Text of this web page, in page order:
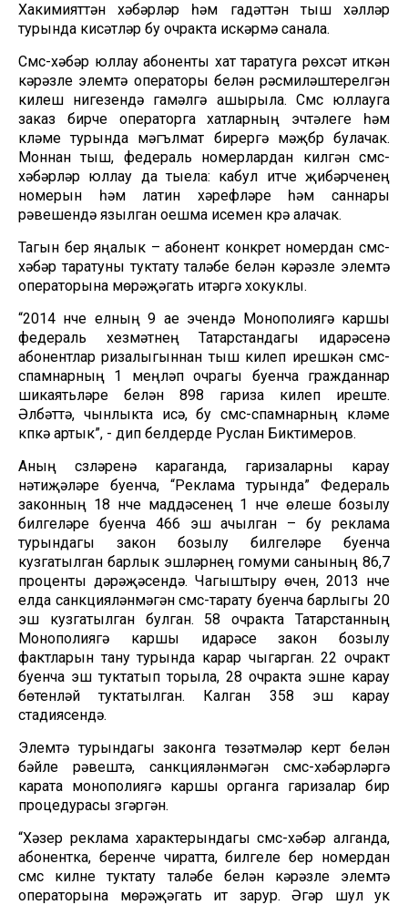
Хакимияттән хәбәрләр һәм гадәттән тыш хәлләр
турында кисәтүләр бу очракта искәрмә санала.
Смс-хәбәр юллау абоненты хат таратуга рөхсәт иткән
кәрәзле элемтә операторы белән рәсмиләштерелгән
килешү нигезендә гамәлгә ашырыла. Смс юллауга
заказ бирүче операторга хатларның эчтәлеге һәм
күләме турында мәгълүмат бирергә мәҗбүр булачак.
Моннан тыш, федераль номерлардан килгән смс-
хәбәрләр юллау да тыела: кабул итүче җибәрүченең
номерын һәм латин хәрефләре һәм саннары
рәвешендә язылган оешма исемен күрә алачак.
Тагын бер яңалык – абонент конкрет номердан смс-
хәбәр таратуны туктату таләбе белән кәрәзле элемтә
операторына мөрәҗәгать итәргә хокуклы.
“2014 нче елның 9 ае эчендә Монополиягә каршы
федераль хезмәтнең Татарстандагы идарәсенә
абонентлар ризалыгыннан тыш килеп ирешкән смс-
спамнарның 1 меңләп очрагы буенча гражданнар
шикаятьләре белән 898 гариза килеп иреште.
Әлбәттә, чынлыкта исә, бу смс-спамнарның күләме
күпкә артык”, - дип белдерде Руслан Биктимеров.
Аның сүзләренә караганда, гаризаларны карау
нәтиҗәләре буенча, “Реклама турында” Федераль
законның 18 нче маддәсенең 1 нче өлеше бозылу
билгеләре буенча 466 эш ачылган – бу реклама
турындагы закон бозылу билгеләре буенча
кузгатылган барлык эшләрнең гомуми санының 86,7
проценты дәрәҗәсендә. Чагыштыру өчен, 2013 нче
елда санкцияләнмәгән смс-тарату буенча барлыгы 20
эш кузгатылган булган. 58 очракта Татарстанның
Монополиягә каршы идарәсе закон бозылу
фактларын тану турында карар чыгарган. 22 очракт
буенча эш туктатып торыла, 28 очракта эшне карау
бөтенләй туктатылган. Калган 358 эш карау
стадиясендә.
Элемтә турындагы законга төзәтмәләр кертү белән
бәйле рәвештә, санкцияләнмәгән смс-хәбәрләргә
карата монополиягә каршы органга гаризалар бирү
процедурасы үзгәргән.
“Хәзер реклама характерындагы смс-хәбәр алганда,
абонентка, беренче чиратта, билгеле бер номердан
смс килүне туктату таләбе белән кәрәзле элемтә
операторына мөрәҗәгать итү зарур. Әгәр шул ук